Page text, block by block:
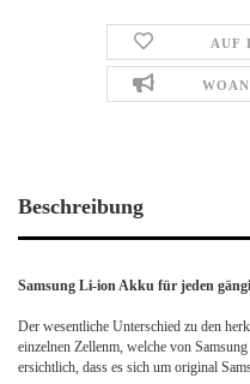
AUF
Beschreibung
Samsung Li-ion Akku für jeden
Der wesentliche Unterschied zu den
einzelnen Zellenm, welche von
ersichtlich, dass es sich um original